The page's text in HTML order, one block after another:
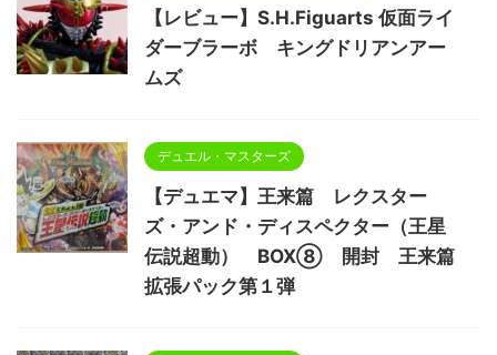
【レビュー】S.H.Figuarts 仮面ライ
ダーブラーボ キングドリアンアー
ムズ
デュエル・マスターズ
【デュエマ】王来篇 レクスター
ズ・アンド・ディスペクター（王星
伝説超動） BOX⑧ 開封 王来篇
拡張パック第１弾